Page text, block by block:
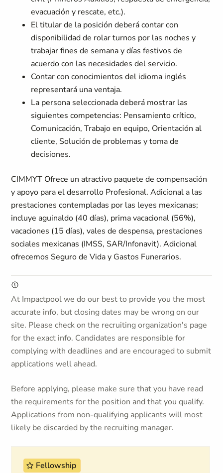
evacuación y rescate, etc.).
El titular de la posición deberá contar con
disponibilidad de rolar turnos por las noches y
trabajar fines de semana y días festivos de
acuerdo con las necesidades del servicio.
Contar con conocimientos del idioma inglés
representará una ventaja.
La persona seleccionada deberá mostrar las
siguientes competencias: Pensamiento crítico,
Comunicación, Trabajo en equipo, Orientación al
cliente, Solución de problemas y toma de
decisiones.
CIMMYT Ofrece un atractivo paquete de compensación
y apoyo para el desarrollo Profesional. Adicional a las
prestaciones contempladas por las leyes mexicanas;
incluye aguinaldo (40 días), prima vacacional (56%),
vacaciones (15 días), vales de despensa, prestaciones
sociales mexicanas (IMSS, SAR/Infonavit). Adicional
ofrecemos Seguro de Vida y Gastos Funerarios.
At Impactpool we do our best to provide you the most
accurate info, but closing dates may be wrong on our
site. Please check on the recruiting organization's page
for the exact info. Candidates are responsible for
complying with deadlines and are encouraged to submit
applications well ahead.
Before applying, please make sure that you have read
the requirements for the position and that you qualify.
Applications from non-qualifying applicants will most
likely be discarded by the recruiting manager.
Fellowship